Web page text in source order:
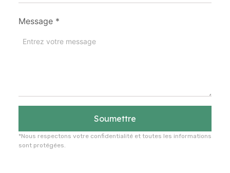
Message *
Soumettre
*Nous respectons votre confidentialité et toutes les informations
sont protégées.